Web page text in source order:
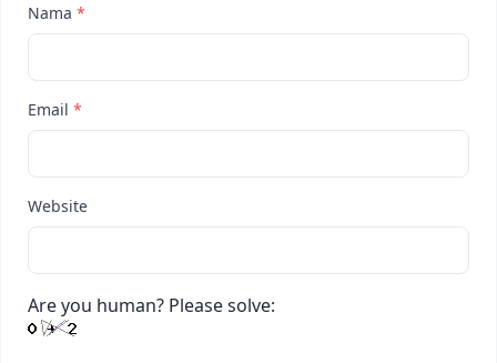
Nama *
Email *
Website
Are you human? Please solve: